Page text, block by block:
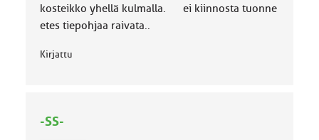
kosteikko yhellä kulmalla. ei kiinnosta tuonne
etes tiepohjaa raivata..
Kirjattu
-SS-